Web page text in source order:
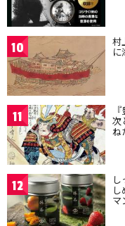
10 村
11 次
ね
12
マ